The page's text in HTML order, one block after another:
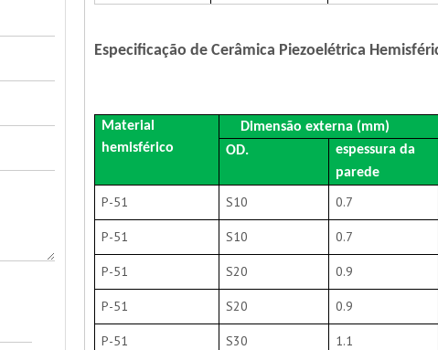
Especificação de Cerâmica Piezoelétrica
Material
hemisférico
Dimensão externa (mm)
OD.
espessura da
parede
P-51 S10 0.7
P-51 S10 0.7
P-51 S20 0.9
P-51 S20 0.9
P-51 S30 1.1